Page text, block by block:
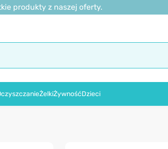
produkty z naszej oferty.
ŻelkiŻywnośćDzieci